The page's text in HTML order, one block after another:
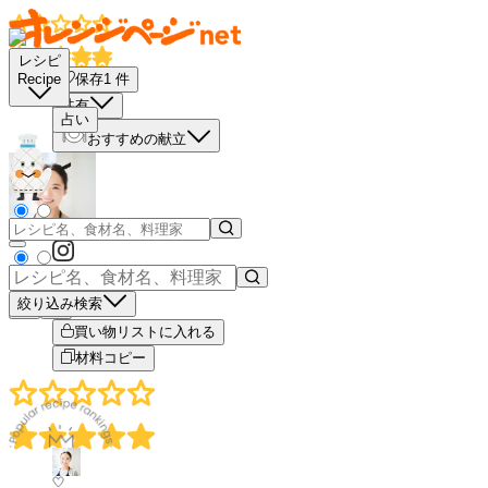
レシピ
Recipe
占い
絞り込み検索
保存1 件
共有
おすすめの献立
－
＋
買い物リストに入れる
材料コピー